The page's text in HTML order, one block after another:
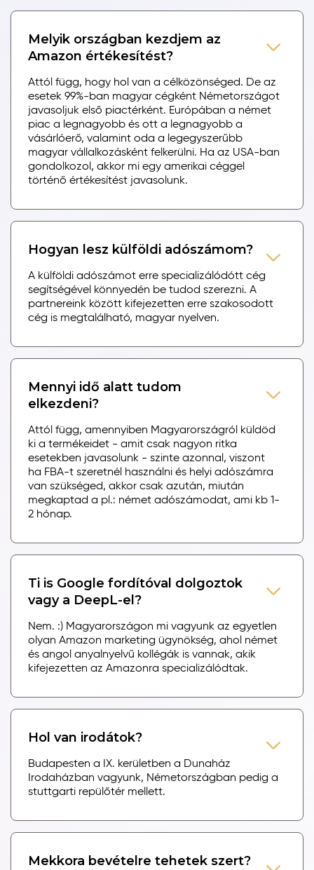
Melyik országban kezdjem az
Amazon értékesítést?
Attól függ, hogy hol van a célközönséged. De az
esetek 99%-ban magyar cégként Németországot
javasoljuk első piactérként. Európában a német
piac a legnagyobb és ott a legnagyobb a
vásárlóerő, valamint oda a legegyszerűbb
magyar vállalkozásként felkerülni. Ha az USA-ban
gondolkozol, akkor mi egy amerikai céggel
történő értékesítést javasolunk.
Hogyan lesz külföldi adószámom?
A külföldi adószámot erre specializálódótt cég
segítségével könnyedén be tudod szerezni. A
partnereink között kifejezetten erre szakosodott
cég is megtalálható, magyar nyelven.
Mennyi idő alatt tudom
elkezdeni?
Attól függ, amennyiben Magyarországról küldöd
ki a termékeidet - amit csak nagyon ritka
esetekben javasolunk - szinte azonnal, viszont
ha FBA-t szeretnél használni és helyi adószámra
van szükséged, akkor csak azután, miután
megkaptad a pl.: német adószámodat, ami kb 1-
2 hónap.
Ti is Google fordítóval dolgoztok
vagy a DeepL-el?
Nem. :) Magyarországon mi vagyunk az egyetlen
olyan Amazon marketing ügynökség, ahol német
és angol anyalnyelvű kollégák is vannak, akik
kifejezetten az Amazonra specializálódtak.
Hol van irodátok?
Budapesten a IX. kerületben a Dunaház
Irodaházban vagyunk, Németországban pedig a
stuttgarti repülőtér mellett.
Mekkora bevételre tehetek szert?